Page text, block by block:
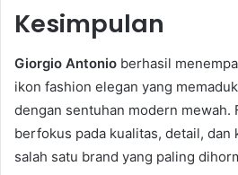
Kesimpulan
Giorgio Antonio berhasil
ikon fashion elegan yang
dengan sentuhan modern mewah.
berfokus pada kualitas, detail, dan
salah satu brand yang paling